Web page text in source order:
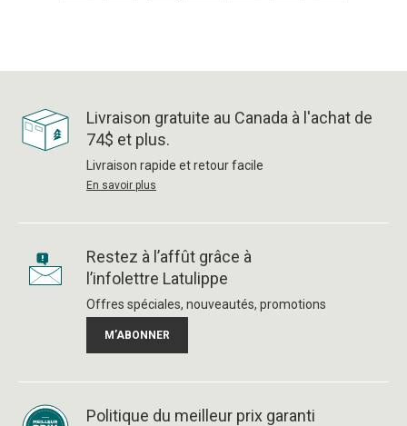
Livraison gratuite au Canada à l'achat de
74$ et plus.
Livraison rapide et retour facile
En savoir plus
Restez à l’affût grâce à
l’infolettre Latulippe
Offres spéciales, nouveautés, promotions
M’ABONNER
Politique du meilleur prix garanti